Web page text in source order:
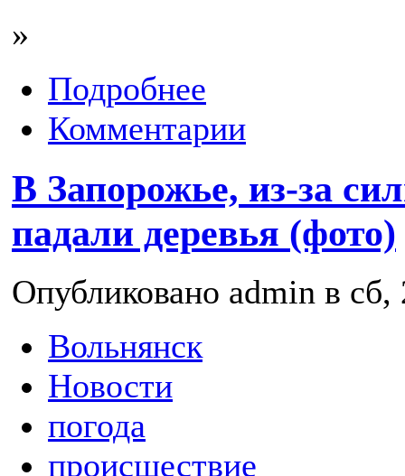
»
Подробнее
Комментарии
В Запорожье, из-за
падали деревья (фото)
Опубликовано admin в
Вольнянск
Новости
погода
происшествие